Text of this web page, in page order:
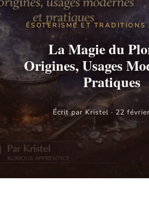
ÉSOTÉRISME ET
La Magie du
Origines, Usages
Pratiques
Écrit par Kristel · 22